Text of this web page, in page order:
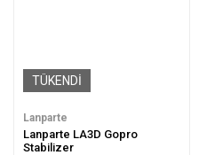
TÜKENDİ
Lanparte
Lanparte LA3D Gopro
Stabilizer